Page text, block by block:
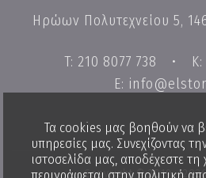
Ηρώων Πολυτεχνείου 5,
T: 210 8077 738 •
E:
Copyright © 2019 -
Τα cookies μας βοηθούν να
υπηρεσίες μας. Συνεχίζοντας
ιστοσελίδα μας, αποδέχεστε